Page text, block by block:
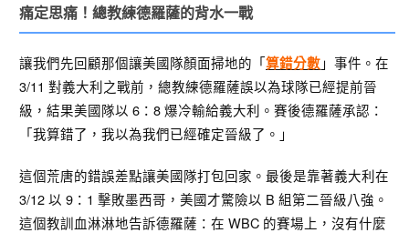
痛定思痛！總教練德羅薩的背水一戰
讓我們先回顧那個讓美國隊顏面掃地的「算錯分數 」事件。在
3/11 對義大利之戰前，總教練德羅薩誤以為球隊已經提前晉
級，結果美國隊以 6：8 爆冷輸給義大利 。賽後德羅薩承認：
「我算錯了，我以為我們已經確定晉級了。」
這個荒唐的錯誤差點讓美國隊打包回家。最後是靠著義大利在
3/12 以 9：1 擊敗墨西哥，美國才驚險以 B 組第二晉級八強 。
這個教訓血淋淋地告訴德羅薩：在 WBC 的賽場上，沒有什麼